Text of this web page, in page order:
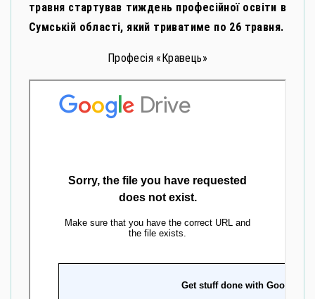
травня стартував тиждень професійної освіти в
Сумській області, який триватиме по 26 травня.
Професія «Кравець»